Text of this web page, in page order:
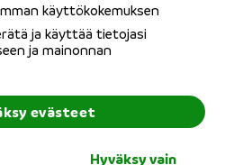
käyttökokemuksen
ja käyttää tietojasi
ja mainonnan
Hyväksy vain
evästeet
tunnus: 2954352-7 / Osoite: